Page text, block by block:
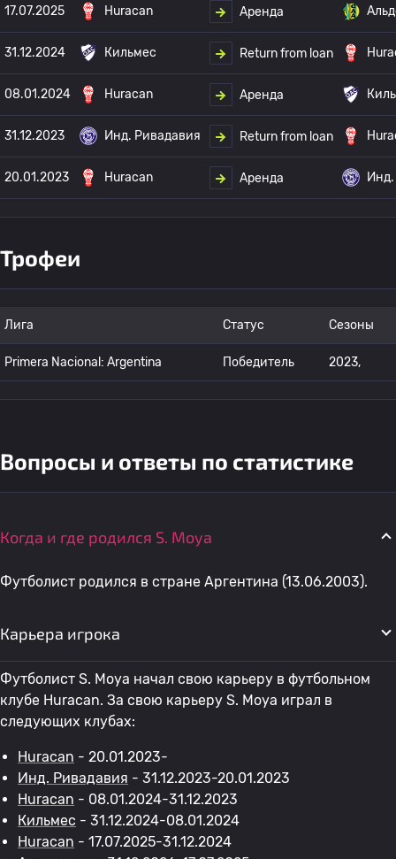
17.07.2025 Huracan Аренда
31.12.2024 Кильмес Return from loan
08.01.2024 Huracan Аренда
31.12.2023 Инд. Ривадавия Return from loan
20.01.2023 Huracan Аренда
Трофеи
Лига Статус Сезоны
Primera Nacional: Argentina Победитель 2023,
Вопросы и ответы по статистике
Когда и где родился S. Moya
Футболист родился в стране Аргентина (13.06.2003).
Карьера игрока
Футболист S. Moya начал свою карьеру в футбольном
клубе Huracan. За свою карьеру S. Moya играл в
следующих клубах:
Huracan - 20.01.2023-
Инд. Ривадавия - 31.12.2023-20.01.2023
Huracan - 08.01.2024-31.12.2023
Кильмес - 31.12.2024-08.01.2024
Huracan - 17.07.2025-31.12.2024